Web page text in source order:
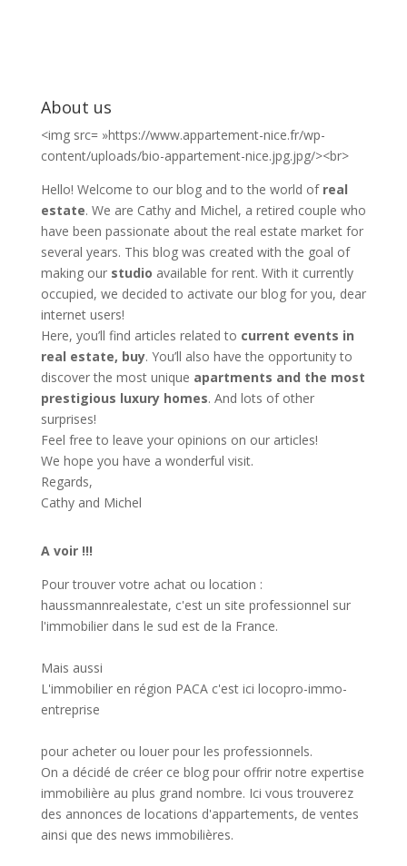
About us
<img src= »https://www.appartement-nice.fr/wp-
content/uploads/bio-appartement-nice.jpg.jpg/><br>
Hello! Welcome to our blog and to the world of real
estate. We are Cathy and Michel, a retired couple who
have been passionate about the real estate market for
several years. This blog was created with the goal of
making our studio available for rent. With it currently
occupied, we decided to activate our blog for you, dear
internet users!
Here, you’ll find articles related to current events in
real estate, buy. You’ll also have the opportunity to
discover the most unique apartments and the most
prestigious luxury homes. And lots of other
surprises!
Feel free to leave your opinions on our articles!
We hope you have a wonderful visit.
Regards,
Cathy and Michel
A voir !!!
Pour trouver votre achat ou location :
haussmannrealestate, c'est un site professionnel sur
l'immobilier dans le sud est de la France.
Mais aussi
L'immobilier en région PACA c'est ici locopro-immo-
entreprise
pour acheter ou louer pour les professionnels.
On a décidé de créer ce blog pour offrir notre expertise
immobilière au plus grand nombre. Ici vous trouverez
des annonces de locations d'appartements, de ventes
ainsi que des news immobilières.